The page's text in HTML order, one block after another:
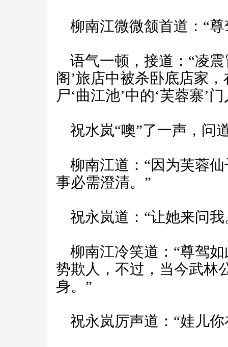
柳南江微微颔首道：“
语气一顿，接道：“凌震
阁’旅店中被杀卧底店家
尸‘曲江池’中的‘芙蓉寨’
祝水岚“噢”了一声，问
柳南江道：“因为芙蓉
事必需澄清。”
祝永岚道：“让她来问我
柳南江冷笑道：“尊驾
势欺人，不过，当今武林
身。”
祝永岚厉声道：“娃儿你